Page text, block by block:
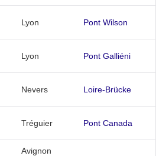
Lyon Pont Wilson
Lyon Pont Galliéni
Nevers Loire-Brücke
Tréguier Pont Canada
Avignon